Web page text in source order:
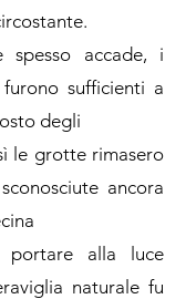
spesso accade, i
sufficienti a
degli
le grotte rimasero
ancora
portare alla luce
naturale fu